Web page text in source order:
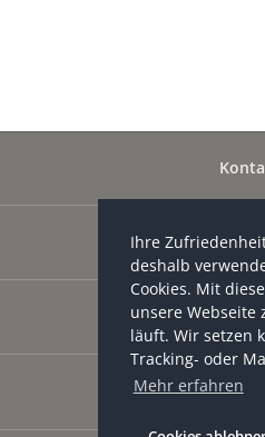
Ihre
deshalb
Cookies. Mit
unsere Webseite
läuft. Wir setzen
Tracking- oder
Mehr erfahren